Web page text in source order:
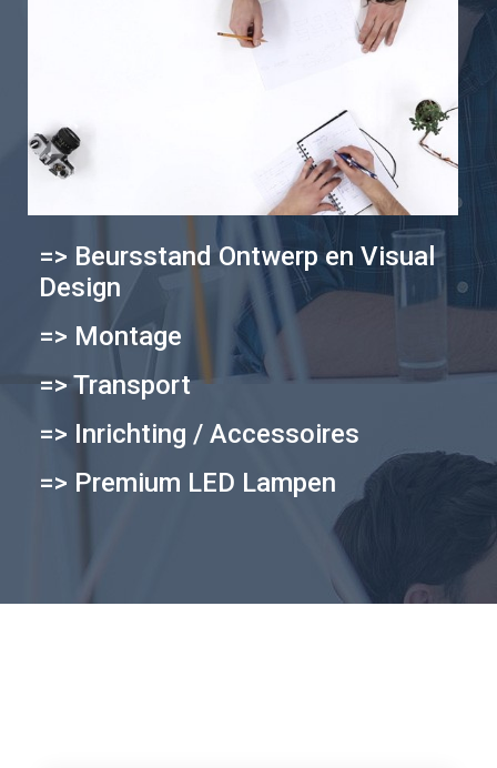
=> Beursstand Ontwerp en Visual
Design
=> Montage
=> Transport
=> Inrichting / Accessoires
=> Premium LED Lampen